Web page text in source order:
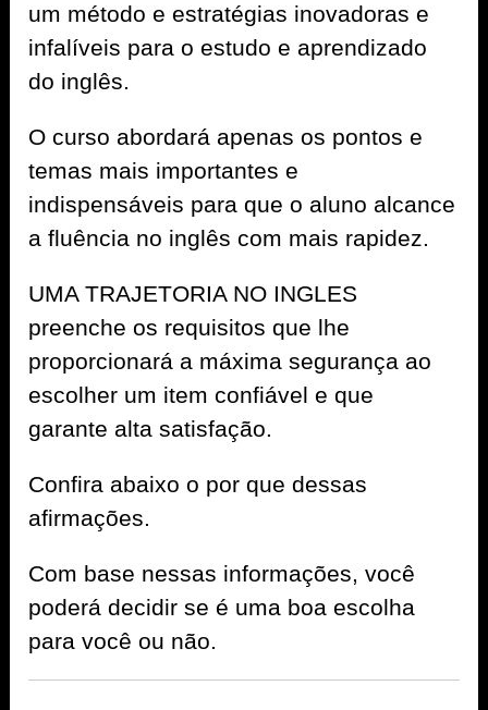
um método e estratégias inovadoras e
infalíveis para o estudo e aprendizado
do inglês.
O curso abordará apenas os pontos e
temas mais importantes e
indispensáveis para que o aluno alcance
a fluência no inglês com mais rapidez.
UMA TRAJETORIA NO INGLES
preenche os requisitos que lhe
proporcionará a máxima segurança ao
escolher um item confiável e que
garante alta satisfação.
Confira abaixo o por que dessas
afirmações.
Com base nessas informações, você
poderá decidir se é uma boa escolha
para você ou não.